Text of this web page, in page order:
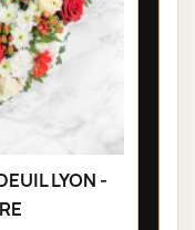
LYON -